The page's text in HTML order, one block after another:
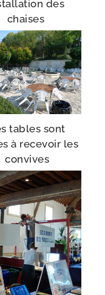
des
chaises
tables sont
à rece­voir les
convives